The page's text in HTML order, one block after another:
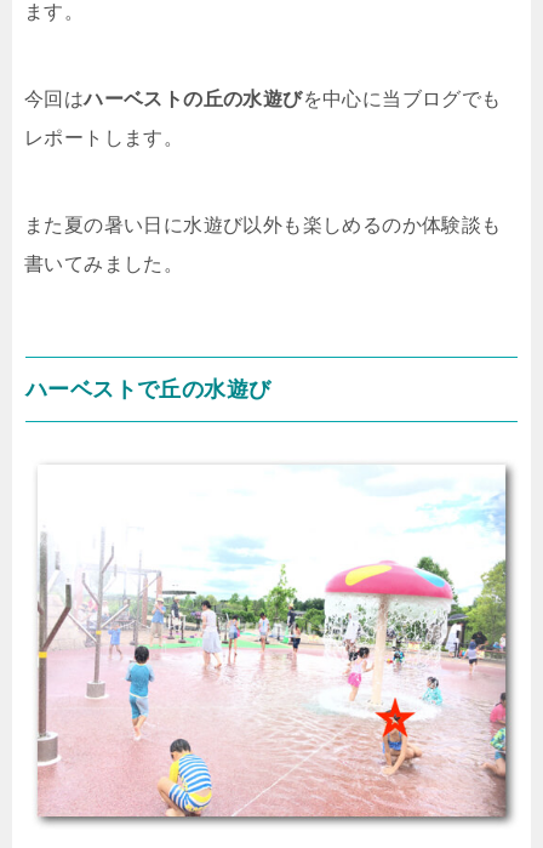
ます。
今回はハーベストの丘の水遊びを中心に当ブログでも
レポートします。
また夏の暑い日に水遊び以外も楽しめるのか体験談も
書いてみました。
ハーベストで丘の水遊び